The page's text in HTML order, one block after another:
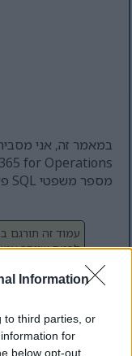
Information
to third parties, or
for
below opt-out
במאמר זה, אני
מספר משפטי SQL פשוטים.
עמוד זה תורגם
לכמה שיותר
שגיאות. אם
Machine Dev
Mode